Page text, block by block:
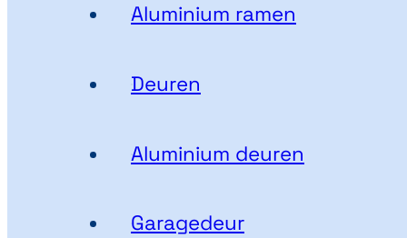
Aluminium ramen
Deuren
Aluminium deuren
Garagedeur